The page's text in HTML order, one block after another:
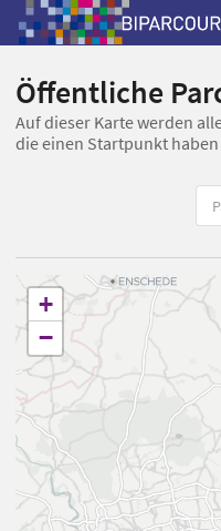
Öffentliche
Auf dieser Karte werden
die einen Startpunkt haben
+
−